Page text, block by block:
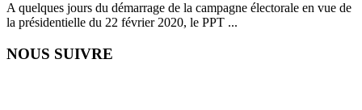
A quelques jours du démarrage de la campagne électorale en vue de
la présidentielle du 22 février 2020, le PPT ...
NOUS SUIVRE